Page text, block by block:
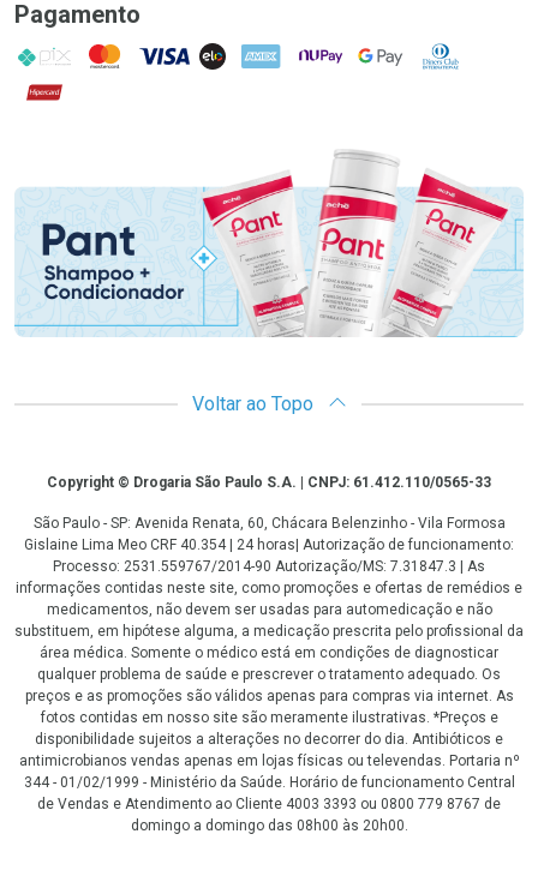
Pagamento
PIX MasterCard
VISA ELO AMEX NuPay Google PayDiners Club
Hipercard
Promoção em Destaque
Voltar ao Topo
CopyrightCopyright © Drogaria São Paulo S.A. | CNPJ: 61.412.110/0565-33
São Paulo - SP: Avenida Renata, 60, Chácara Belenzinho - Vila Formosa
Gislaine Lima Meo CRF 40.354 | 24 horas| Autorização de funcionamento:
Processo: 2531.559767/2014-90 Autorização/MS: 7.31847.3 | As
informações contidas neste site, como promoções e ofertas de remédios e
medicamentos, não devem ser usadas para automedicação e não
substituem, em hipótese alguma, a medicação prescrita pelo profissional da
área médica. Somente o médico está em condições de diagnosticar
qualquer problema de saúde e prescrever o tratamento adequado. Os
preços e as promoções são válidos apenas para compras via internet. As
fotos contidas em nosso site são meramente ilustrativas. *Preços e
disponibilidade sujeitos a alterações no decorrer do dia. Antibióticos e
antimicrobianos vendas apenas em lojas físicas ou televendas. Portaria nº
344 - 01/02/1999 - Ministério da Saúde. Horário de funcionamento Central
de Vendas e Atendimento ao Cliente 4003 3393 ou 0800 779 8767 de
domingo a domingo das 08h00 às 20h00.